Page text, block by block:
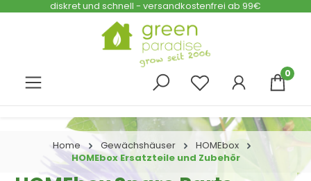
Zum Hauptinhalt springen
diskret und schnell - versandkostenfrei ab 99€
0
Home Gewächshäuser
HOMEbox
HOMEbox Ersatzteile und Zubehör